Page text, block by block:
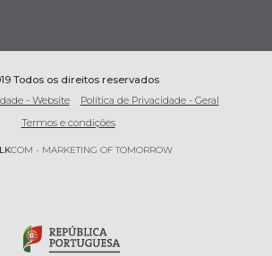
Todos os direitos reservados
- Website
Política de Privacidade - Geral
Termos e condições
LKCOM - MARKETING OF TOMORROW